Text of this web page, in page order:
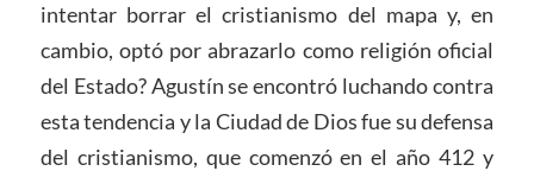
intentar borrar el cristianismo del mapa y, en
cambio, optó por abrazarlo como religión oficial
del Estado? Agustín se encontró luchando contra
esta tendencia y la Ciudad de Dios fue su defensa
del cristianismo, que comenzó en el año 412 y